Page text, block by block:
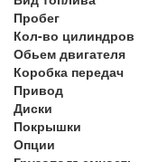
Пробег
Кол-во цилиндров
Обьем двигателя
Коробка передач
Привод
Диски
Покрышки
Опции